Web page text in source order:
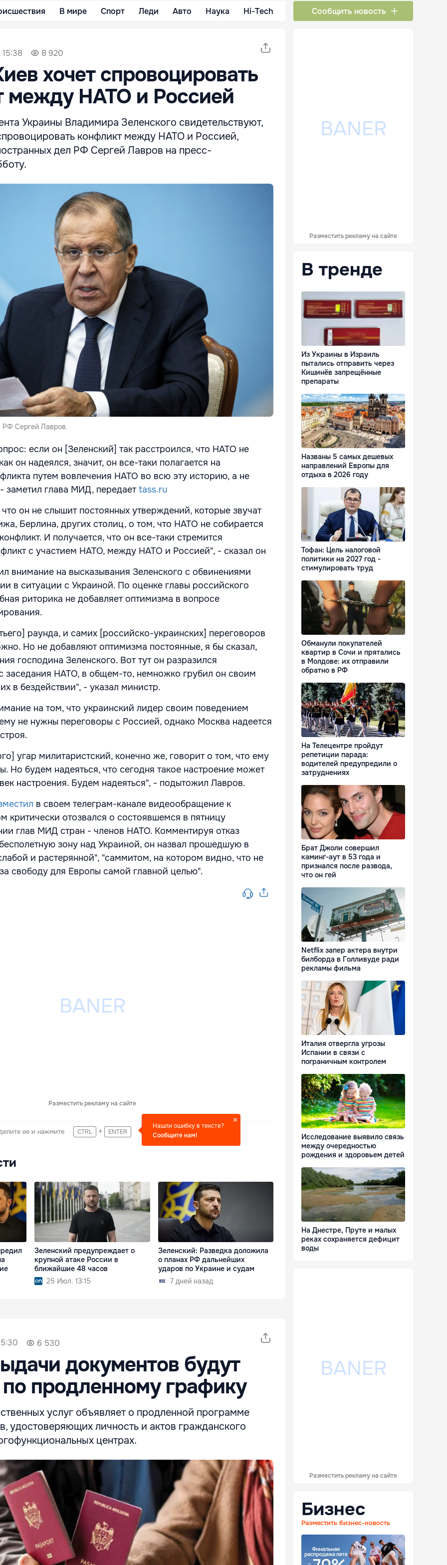
В мире Спорт Леди Авто Наука Hi-Tech Сообщить новость
8 920
хочет спровоцировать
между НАТО и Россией
Украины Владимира Зеленского свидетельствуют,
конфликт между НАТО и Россией,
дел РФ Сергей Лавров на пресс-
РФ Сергей Лавров.
если он [Зеленский] так расстроился, что НАТО не
он надеялся, значит, он все-таки полагается на
путем вовлечения НАТО во всю эту историю, а не
заметил глава МИД, передаетtass.ru
что он не слышит постоянных утверждений, которые звучат
Берлина, других столиц, о том, что НАТО не собирается
И получается, что он все-таки стремится
с участием НАТО, между НАТО и Россией", - сказал он
внимание на высказывания Зеленского с обвинениями
в ситуации с Украиной. По оценке главы российского
риторика не добавляет оптимизма в вопросе
раунда, и самих [российско-украинских] переговоров
Но не добавляют оптимизма постоянные, я бы сказал,
господина Зеленского. Вот тут он разразился
заседания НАТО, в общем-то, немножко грубил он своим
в бездействии", - указал министр.
на том, что украинский лидер своим поведением
не нужны переговоры с Россией, однако Москва надеется
угар милитаристский, конечно же, говорит о том, что ему
Но будем надеяться, что сегодня такое настроение может
настроения. Будем надеяться", - подытожил Лавров.
в своем телеграм-канале видеообращение к
критически отозвался о состоявшемся в пятницу
глав МИД стран - членов НАТО. Комментируя отказ
зону над Украиной, он назвал прошедшую в
и растерянной", "саммитом, на котором видно, что не
свободу для Европы самой главной целью".
Разместить рекламу на сайте
ее и нажмите CTRL + ENTER
Нашли ошибку в тексте?
Сообщите нам!
Зеленский предупреждает о
крупной атаке России в
ближайшие 48 часов
25 Июл. 13:15
Зеленский: Разведка доложила
о планах РФ дальнейших
ударов по Украине и судам
7 дней назад
6 530
документов будут
по продленному графику
услуг объявляет о продленной программе
удостоверяющих личность и актов гражданского
центрах.
Разместить рекламу на сайте
В тренде
Из Украины в Израиль
пытались отправить через
Кишинёв запрещённые
препараты
Названы 5 самых дешевых
направлений Европы для
отдыха в 2026 году
Тофан: Цель налоговой
политики на 2027 год -
стимулировать труд
Обманули покупателей
квартир в Сочи и прятались
в Молдове: их отправили
обратно в РФ
На Телецентре пройдут
репетиции парада:
водителей предупредили о
затруднениях
Брат Джоли совершил
каминг-аут в 53 года и
признался после развода,
что он гей
Netflix запер актера внутри
билборда в Голливуде ради
рекламы фильма
Италия отвергла угрозы
Испании в связи с
пограничным контролем
Исследование выявило связь
между очередностью
рождения и здоровьем детей
На Днестре, Пруте и малых
реках сохраняется дефицит
воды
Разместить рекламу на сайте
Бизнес
Разместить бизнес-новость